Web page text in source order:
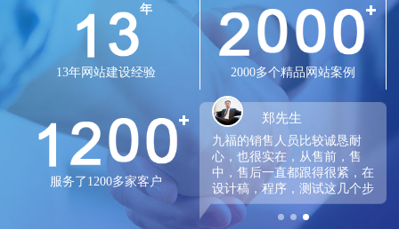
年
13年网站建设经验 2000多个精品网站案例
服务了1200多家客户
李先生
公司的网站上线了一段时间，
至今没发现有什么问题，程序
比较成熟稳定，技术关键点也
处理的很好、很到位，很多小
细节方便都做的很好，工作效
郑先生
九福的销售人员比较诚恳耐
心，也很实在，从售前，售
中，售后一直都跟得很紧，在
设计稿，程序，测试这几个步
骤，都一直跟的很紧，处理细
节问题也蛮快，跟之前选的公